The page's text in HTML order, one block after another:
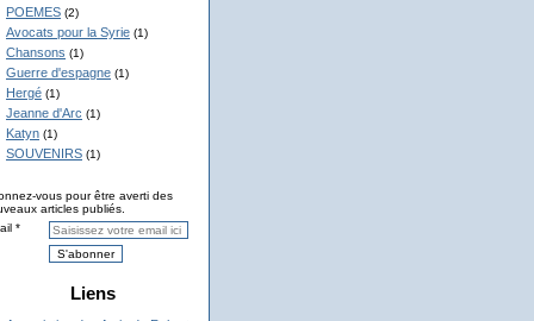
POEMES (2)
Avocats pour la Syrie (1)
Chansons (1)
Guerre d'espagne (1)
Hergé (1)
Jeanne d'Arc (1)
Katyn (1)
SOUVENIRS (1)
vous pour être averti des
articles publiés.
Liens